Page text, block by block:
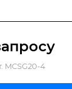
росу
MCSG20-4